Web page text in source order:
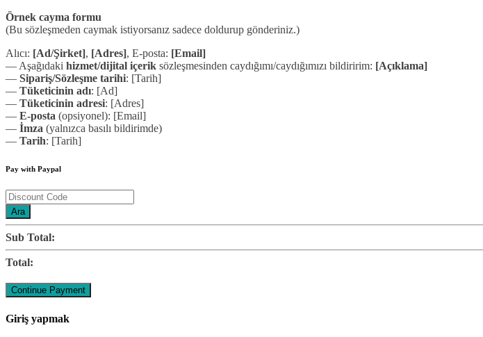
Örnek cayma formu
(Bu sözleşmeden caymak istiyorsanız sadece doldurup gönderiniz.)
Alıcı: [Ad/Şirket], [Adres], E-posta: [Email]
— Aşağıdaki hizmet/dijital içerik sözleşmesinden caydığımı/caydığımızı bildiririm: [Açıklama]
— Sipariş/Sözleşme tarihi: [Tarih]
— Tüketicinin adı: [Ad]
— Tüketicinin adresi: [Adres]
— E-posta (opsiyonel): [Email]
— İmza (yalnızca basılı bildirimde)
— Tarih: [Tarih]
Pay with Paypal
Ara
Sub Total:
Total:
Giriş yapmak